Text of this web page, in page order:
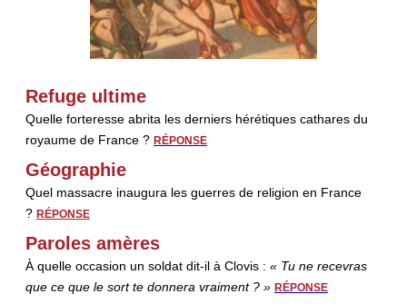
Refuge ultime
Quelle forteresse abrita les derniers hérétiques cathares du
royaume de France ? RÉPONSE
Géographie
Quel massacre inaugura les guerres de religion en France
? RÉPONSE
Paroles amères
À quelle occasion un soldat dit-il à Clovis : « Tu ne recevras
que ce que le sort te donnera vraiment ? » RÉPONSE